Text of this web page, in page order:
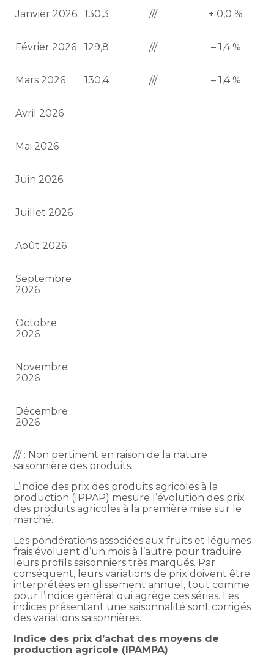
Janvier 2026 130,3 /// + 0,0 %
Février 2026 129,8 /// – 1,4 %
Mars 2026 130,4 /// – 1,4 %
Avril 2026
Mai 2026
Juin 2026
Juillet 2026
Août 2026
Septembre
2026
Octobre
2026
Novembre
2026
Décembre
2026
/// : Non pertinent en raison de la nature
saisonnière des produits.
L’indice des prix des produits agricoles à la
production (IPPAP) mesure l’évolution des prix
des produits agricoles à la première mise sur le
marché.
Les pondérations associées aux fruits et légumes
frais évoluent d’un mois à l’autre pour traduire
leurs profils saisonniers très marqués. Par
conséquent, leurs variations de prix doivent être
interprétées en glissement annuel, tout comme
pour l’indice général qui agrège ces séries. Les
indices présentant une saisonnalité sont corrigés
des variations saisonnières.
Indice des prix d’achat des moyens de
production agricole (IPAMPA)